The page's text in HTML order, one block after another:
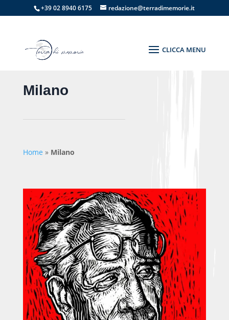
+39 02 8940 6175 redazione@terradimemorie.it
Milano
Home » Milano